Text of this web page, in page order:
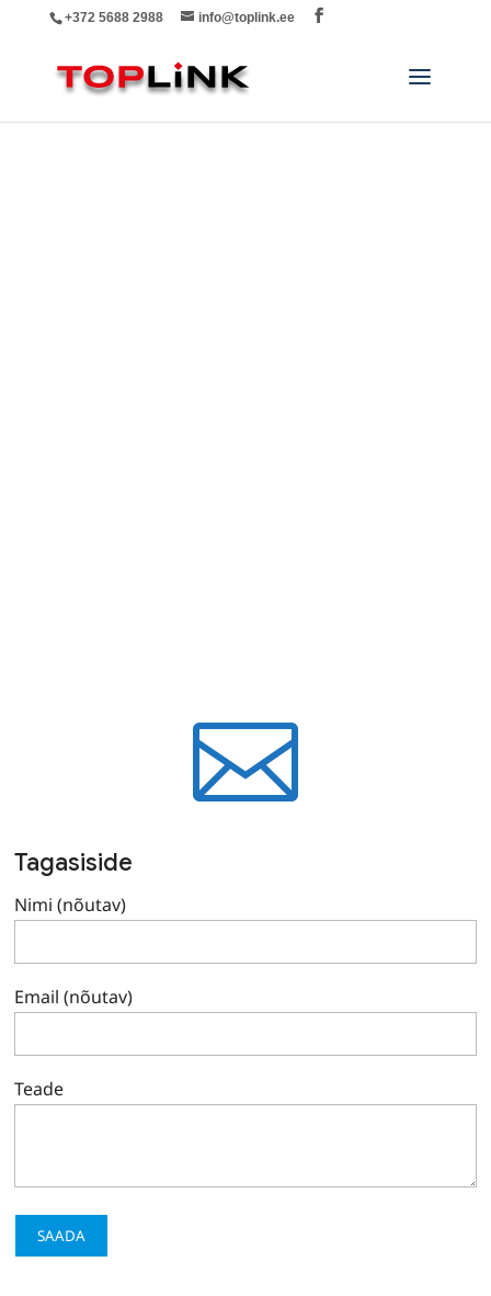
+372 5688 2988 info@toplink.ee

Tagasiside
Nimi (nõutav)
Email (nõutav)
Teade